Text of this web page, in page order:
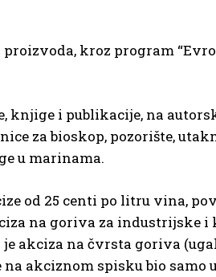
kroz program
knjige i publikacije, na
za bioskop, pozorište,
u marinama.
od 25 centi po litru vina,
na goriva za industrijske
akciza na čvrsta goriva
akciznom spisku bio samo